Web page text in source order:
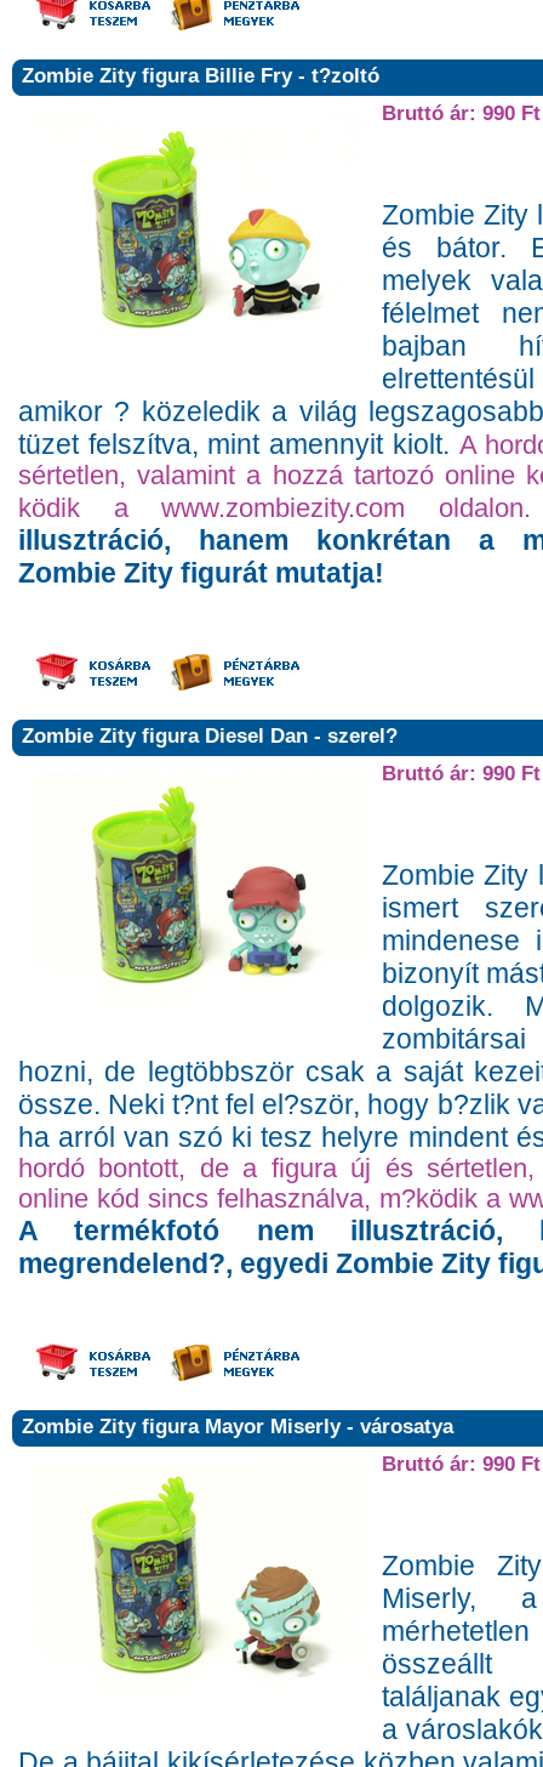
Zombie Zity figura Billie Fry - t?zoltó
Bruttó ár: 990 Ft
Zombie Zity
és bátor.
melyek
félelmet
bajban
amikor ? közeledik a világ
tüzet felszítva, mint amennyit kiolt. A
sértetlen, valamint a hozzá tartozó online
ködik a www.zombiezity.com oldalon.
illusztráció, hanem konkrétan a
Zombie Zity figurát mutatja!
Zombie Zity figura Diesel Dan - szerel?
Bruttó ár: 990 Ft
Zombie Zity
ismert
mindenese
bizonyít
dolgozik.
hozni, de legtöbbször csak a saját
össze. Neki t?nt fel el?ször, hogy b?zlik
ha arról van szó ki tesz helyre mindent
hordó bontott, de a figura új és
online kód sincs felhasználva, m?ködik a
A termékfotó nem illusztráció,
megrendelend?, egyedi Zombie Zity
Zombie Zity figura Mayor Miserly - városatya
Bruttó ár: 990 Ft
Zombie
Miserly,
összeállt
találjanak
a